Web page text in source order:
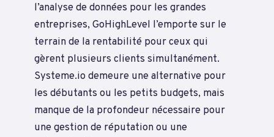
l’analyse de données pour les grandes
entreprises, GoHighLevel l’emporte sur le
terrain de la rentabilité pour ceux qui
gèrent plusieurs clients simultanément.
Systeme.io demeure une alternative pour
les débutants ou les petits budgets, mais
manque de la profondeur nécessaire pour
une gestion de réputation ou une